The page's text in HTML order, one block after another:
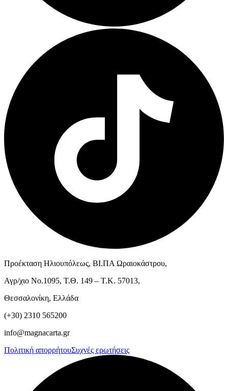
Προέκταση Ηλιουπόλεως, ΒΙ.ΠΑ Ωραιοκάστρου,
Αγρ/χιο Νο.1095, Τ.Θ. 149 – Τ.Κ. 57013,
Θεσσαλονίκη, Ελλάδα
(+30) 2310 565200
info@magnacarta.gr
Πολιτική απορρήτουΣυχνές ερωτήσεις